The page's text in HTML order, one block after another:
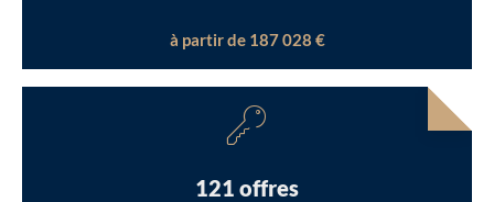
à partir de 187 028 €
121 offres